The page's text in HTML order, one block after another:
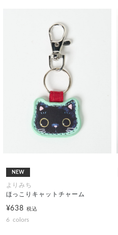
NEW
よりみち
ほっこりキャットチャーム
¥638税込
6 colors